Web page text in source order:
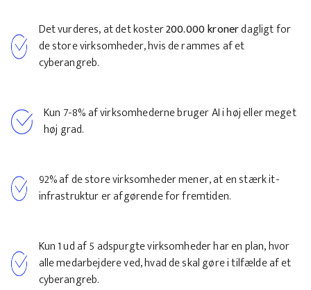
Det vurderes, at det koster200.000 kronerdagligt for
de store virksomheder, hvis de rammes af et
cyberangreb.
Kun 7-8% af virksomhederne bruger AI i høj eller meget
høj grad.
92% af de store virksomheder mener, at en stærk it-
infrastruktur er afgørende for fremtiden.
Kun 1 ud af 5 adspurgte virksomheder har en plan, hvor
alle medarbejdere ved, hvad de skal gøre i tilfælde af et
cyberangreb.